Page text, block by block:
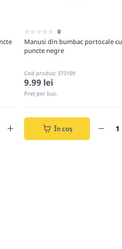
0
Manusi din bumbac portocale cu
puncte negre
Cod produs: 373109
9.99 lei
Preț per buc.
În coș